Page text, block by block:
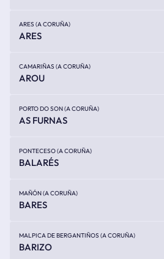
ARES (A CORUÑA)
ARES
CAMARIÑAS (A CORUÑA)
AROU
PORTO DO SON (A CORUÑA)
AS FURNAS
PONTECESO (A CORUÑA)
BALARÉS
MAÑÓN (A CORUÑA)
BARES
MALPICA DE BERGANTIÑOS (A CORUÑA)
BARIZO